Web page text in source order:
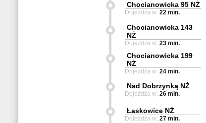
Chocianowicka 95 NŻ
Dojeżdża w: 22 min.
Chocianowicka 143
NŻ
Dojeżdża w: 23 min.
Chocianowicka 199
NŻ
Dojeżdża w: 24 min.
Nad Dobrzynką NŻ
Dojeżdża w: 26 min.
Łaskowice NŻ
Dojeżdża w: 27 min.